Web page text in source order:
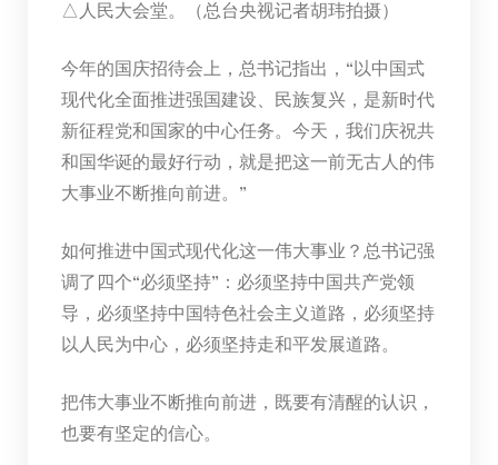
△人民大会堂。（总台央视记者胡玮拍摄）
今年的国庆招待会上，总书记指出，“以中国式
现代化全面推进强国建设、民族复兴，是新时代
新征程党和国家的中心任务。今天，我们庆祝共
和国华诞的最好行动，就是把这一前无古人的伟
大事业不断推向前进。”
如何推进中国式现代化这一伟大事业？总书记强
调了四个“必须坚持”：必须坚持中国共产党领
导，必须坚持中国特色社会主义道路，必须坚持
以人民为中心，必须坚持走和平发展道路。
把伟大事业不断推向前进，既要有清醒的认识，
也要有坚定的信心。